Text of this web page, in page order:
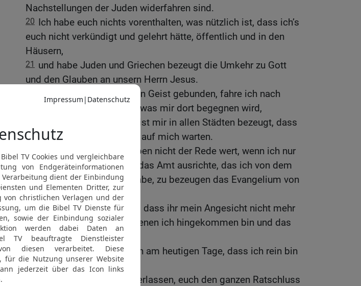
Nachstellungen der Juden widerfahren sind.
20 Ich habe euch nichts vorenthalten, was nützlich ist, dass ich’s
euch nicht verkündigt und gelehrt hätte, öffentlich und in den
Häusern,
21 und habe Juden und Griechen bezeugt die Umkehr zu Gott
und den Glauben an unsern Herrn Jesus.
Und nun siehe, durch den Geist gebunden, fahre ich nach
Jerusalem und weiß nicht, was mir dort begegnen wird,
nur dass der Heilige Geist mir in allen Städten bezeugt, dass
Fesseln und Bedrängnisse auf mich warten.
Aber ich achte mein Leben nicht der Rede wert, wenn ich nur
meinen Lauf vollende und das Amt ausrichte, das ich von dem
Herrn Jesus empfangen habe, zu bezeugen das Evangelium von
der Gnade Gottes.
25 Und nun siehe, ich weiß, dass ihr mein Angesicht nicht mehr
sehen werdet, ihr alle, zu denen ich hingekommen bin und das
Reich gepredigt habe.
26 Darum bezeuge ich euch am heutigen Tage, dass ich rein bin
vom Blut aller;
denn ich habe nicht unterlassen, euch den ganzen Ratschluss